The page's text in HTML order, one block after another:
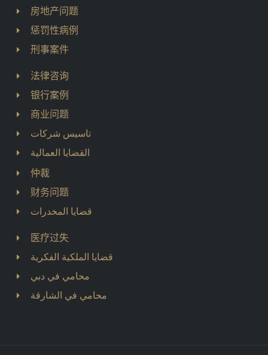
房地产问题
惩罚性病例
刑事案件
法律咨询
银行案例
商业问题
تاسيس شركات
القضايا العمالية
仲裁
财务问题
قضايا المخدرات
医疗过失
قضايا الملكية الفكرية
محامي في دبي
محامي في الشارقة